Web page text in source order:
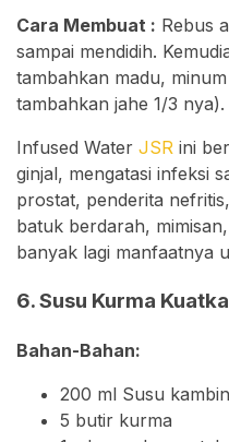
Cara Membuat : Rebus
sampai mendidih.
tambahkan madu,
tambahkan jahe 1/3 nya).
Infused Water JSR ini
ginjal, mengatasi infeksi
prostat, penderita
batuk berdarah,
banyak lagi manfaatnya
6. Susu Kurma
Bahan-Bahan:
200 ml Susu
5 butir kurma